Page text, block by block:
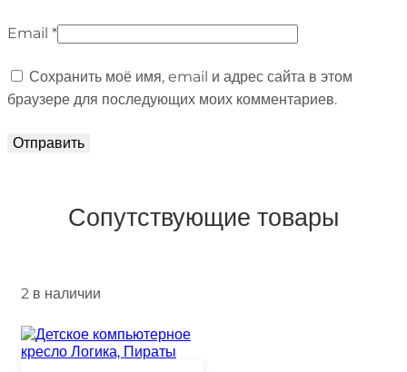
Email *
Сохранить моё имя, email и адрес сайта в этом
браузере для последующих моих комментариев.
Сопутствующие товары
2 в наличии